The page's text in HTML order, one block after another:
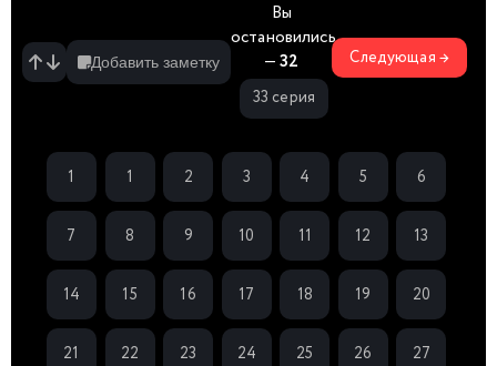
Добавить заметку
Вы
остановились
—32
33 серия
Следующая →
1
спешл
1 2 3 4 5 6
7 8 9 10 11 12 13
14 15 16 17 18 19 20
21 22 23 24 25 26 27